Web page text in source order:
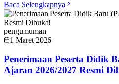
Baca Selengkapnya
pengumuman
1 Maret 2026
Penerimaan Peserta Didik
Ajaran 2026/2027 Resmi